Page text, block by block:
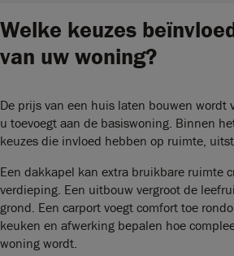
Welke keuzes
van uw woning?
De prijs van een huis laten bouwen wordt
u toevoegt aan de basiswoning. Binnen
keuzes die invloed hebben op ruimte,
Een dakkapel kan extra bruikbare ruimte
verdieping. Een uitbouw vergroot de
grond. Een carport voegt comfort toe
keuken en afwerking bepalen hoe
woning wordt.